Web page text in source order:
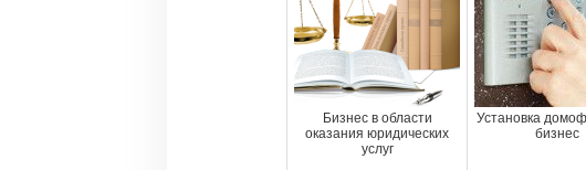
Бизнес в области
оказания юридических
услуг
Установка
бизнес